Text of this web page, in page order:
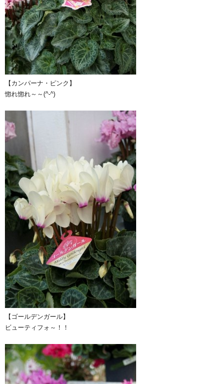
【カンパーナ・ピンク】
惚れ惚れ～～(^-^)
【ゴールデンガール】
ビューティフォ～！！